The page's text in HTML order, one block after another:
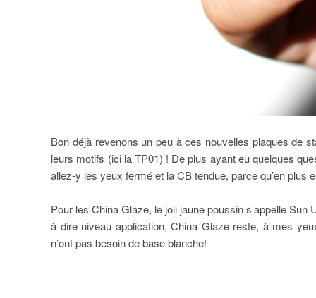
Bon déjà revenons un peu à ces nouvelles plaques de
leurs motifs (ici la TP01) ! De plus ayant eu quelques
allez-y les yeux fermé et la CB tendue, parce qu’en plus
Pour les China Glaze, le joli jaune poussin s’appelle
à dire niveau application, China Glaze reste, à mes
n’ont pas besoin de base blanche!